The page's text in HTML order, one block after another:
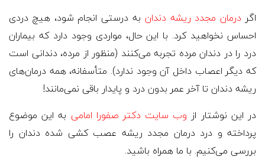
اگر درمان مجدد ریشه دندان به درستی انجام شود، هیچ دردی
احساس نخواهید کرد. با این حال، مواردی وجود دارد که بیماران
درد را در دندان مرده تجربه می‌کنند (منظور از مرده، دندانی است
که دیگر اعصاب داخل آن وجود ندارد). متأسفانه، همه درمان‌های
ریشه دندان تا آخر عمر بدون درد و پایدار باقی نمی‌مانند!
در این نوشتار از وب سایت دکتر صفورا امامی به این موضوع
پرداخته و درد درمان مجدد ریشه عصب کشی شده دندان را
بررسی می‌کنیم. با ما همراه باشید.